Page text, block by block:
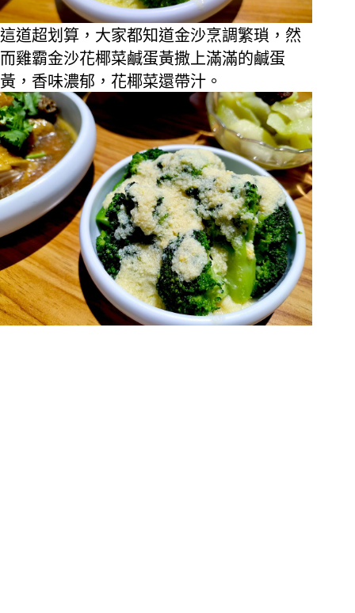
這道超划算，大家都知道金沙烹調繁瑣，然
而雞霸金沙花椰菜鹹蛋黃撒上滿滿的鹹蛋
黃，香味濃郁，花椰菜還帶汁。